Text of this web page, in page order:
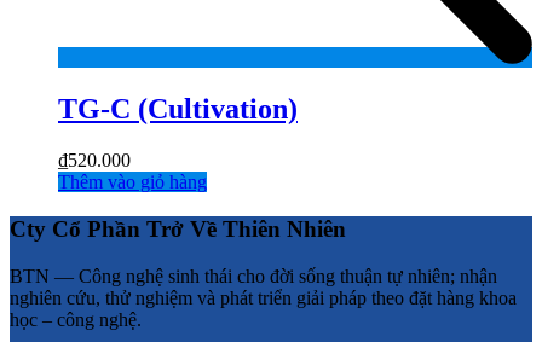
TG-C (Cultivation)
₫520.000
Thêm vào giỏ hàng
Cty Cổ Phần Trở Về Thiên Nhiên
BTN — Công nghệ sinh thái cho đời sống thuận tự nhiên; nhận
nghiên cứu, thử nghiệm và phát triển giải pháp theo đặt hàng khoa
học – công nghệ.